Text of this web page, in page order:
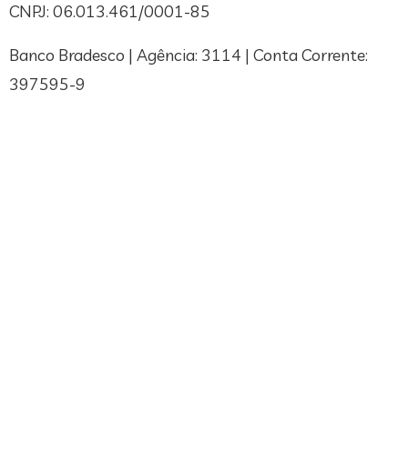
CNPJ: 06.013.461/0001-85
Banco Bradesco | Agência: 3114 | Conta Corrente:
397595-9